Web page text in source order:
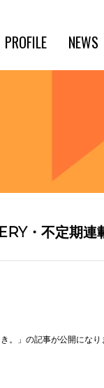
PROFILE NEWS
・不定期
。」の記事が公開になり